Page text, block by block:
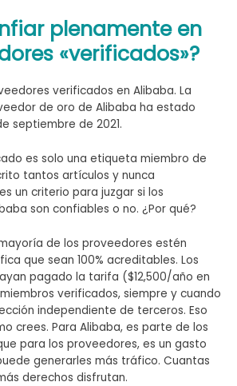
plenamente en
«verificados»?
verificados en Alibaba. La
de oro de Alibaba ha estado
septiembre de 2021.
es solo una etiqueta miembro de
tantos artículos y nunca
un criterio para juzgar si los
son confiables o no. ¿Por qué?
de los proveedores estén
que sean 100% acreditables. Los
pagado la tarifa ($12,500/año en
verificados, siempre y cuando
independiente de terceros. Eso
crees. Para Alibaba, es parte de los
para los proveedores, es un gasto
generarles más tráfico. Cuantas
derechos disfrutan.